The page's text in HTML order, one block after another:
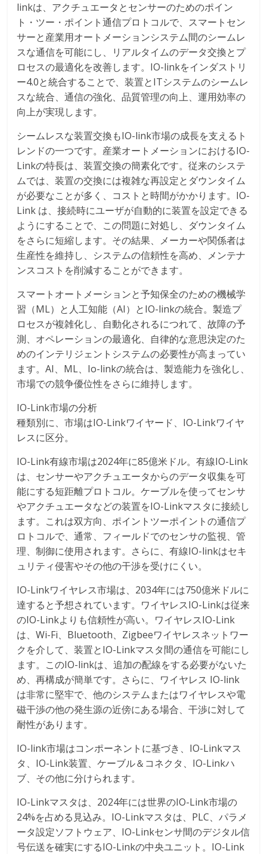
linkは、アクチュエータとセンサーのためのポイン
ト・ツー・ポイント通信プロトコルで、スマートセン
サーと産業用オートメーションシステム間のシームレ
スな通信を可能にし、リアルタイムのデータ交換とプ
ロセスの最適化を改善します。IO-linkをインダストリ
ー4.0と統合することで、装置とITシステムのシームレ
スな統合、通信の強化、品質管理の向上、運用効率の
向上が実現します。
シームレスな装置交換もIO-link市場の成長を支えるト
レンドの一つです。産業オートメーションにおけるIO-
Linkの特長は、装置交換の簡素化です。従来のシステ
ムでは、装置の交換には複雑な再設定とダウンタイム
が必要なことが多く、コストと時間がかかります。IO-
Link は、接続時にユーザが自動的に装置を設定できる
ようにすることで、この問題に対処し、ダウンタイム
をさらに短縮します。その結果、メーカーや関係者は
生産性を維持し、システムの信頼性を高め、メンテナ
ンスコストを削減することができます。
スマートオートメーションと予知保全のための機械学
習（ML）と人工知能（AI）とIO-linkの統合。製造プ
ロセスが複雑化し、自動化されるにつれて、故障の予
測、オペレーションの最適化、自律的な意思決定のた
めのインテリジェントシステムの必要性が高まってい
ます。AI、ML、Io-linkの統合は、製造能力を強化し、
市場での競争優位性をさらに維持します。
IO-Link市場の分析
種類別に、市場はIO-Linkワイヤード、IO-Linkワイヤ
レスに区分。
IO-Link有線市場は2024年に85億米ドル。有線IO-Link
は、センサーやアクチュエータからのデータ収集を可
能にする短距離プロトコル。ケーブルを使ってセンサ
やアクチュエータなどの装置をIO-Linkマスタに接続し
ます。これは双方向、ポイントツーポイントの通信プ
ロトコルで、通常、フィールドでのセンサの監視、管
理、制御に使用されます。さらに、有線IO-linkはセキ
ュリティ侵害やその他の干渉を受けにくい。
IO-Linkワイヤレス市場は、2034年には750億米ドルに
達すると予想されています。ワイヤレスIO-Linkは従来
のIO-Linkよりも信頼性が高い。ワイヤレスIO-Link
は、Wi-Fi、Bluetooth、Zigbeeワイヤレスネットワー
クを介して、装置とIO-Linkマスタ間の通信を可能にし
ます。このIO-linkは、追加の配線をする必要がないた
め、再構成が簡単です。さらに、ワイヤレス IO-link
は非常に堅牢で、他のシステムまたはワイヤレスや電
磁干渉の他の発生源の近傍にある場合、干渉に対して
耐性があります。
IO-link市場はコンポーネントに基づき、IO-Linkマス
タ、IO-Link装置、ケーブル＆コネクタ、IO-Linkハ
ブ、その他に分けられます。
IO-Linkマスタは、2024年には世界のIO-Link市場の
24%を占める見込み。IO-Linkマスタは、PLC、パラメ
ータ設定ソフトウェア、IO-Linkセンサ間のデジタル信
号伝送を確実にするIO-Linkの中央ユニット。IO-Link